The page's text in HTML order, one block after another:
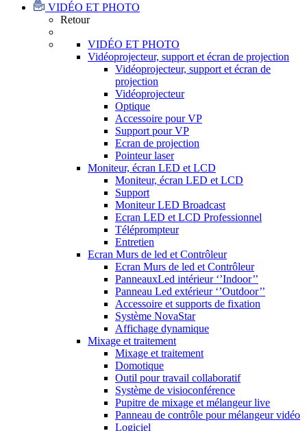
VIDÉO ET PHOTO
Retour
VIDÉO ET PHOTO
Vidéoprojecteur, support et écran de projection
Vidéoprojecteur, support et écran de
projection
Vidéoprojecteur
Optique
Accessoire pour VP
Support pour VP
Ecran de projection
Pointeur laser
Moniteur, écran LED et LCD
Moniteur, écran LED et LCD
Support
Moniteur LED Broadcast
Ecran LED et LCD Professionnel
Téléprompteur
Entretien
Ecran Murs de led et Contrôleur
Ecran Murs de led et Contrôleur
PanneauxLed intérieur ‘’Indoor’’
Panneau Led extérieur ‘’Outdoor’’
Accessoire et supports de fixation
Système NovaStar
Affichage dynamique
Mixage et traitement
Mixage et traitement
Domotique
Outil pour travail collaboratif
Système de visioconférence
Pupitre de mixage et mélangeur live
Panneau de contrôle pour mélangeur vidéo
Logiciel